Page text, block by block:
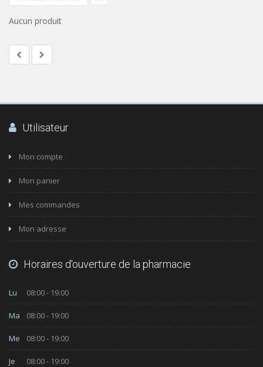
Aucun produit
Utilisateur
Mon compte
Mon panier
Mes commandes
Mon adresse
Horaires d'ouverture de la pharmacie
Lu 08:00 - 19:00
Ma 08:00 - 19:00
Me 08:00 - 19:00
Je 08:00 - 19:00